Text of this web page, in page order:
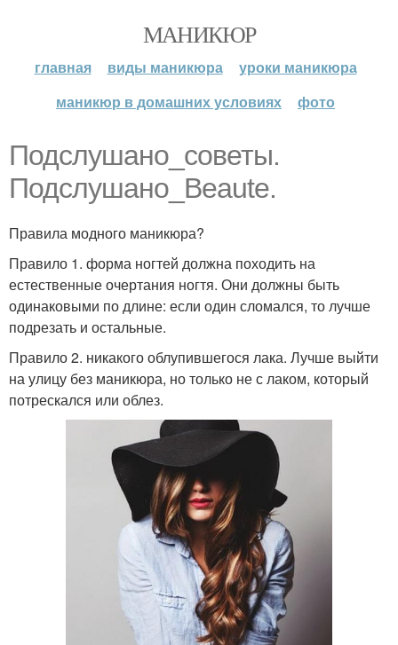
МАНИКЮР
главная виды маникюра
уроки маникюра
маникюр в домашних условиях
фото
Подслушано_советы.
Подслушано_Beaute.
Правила модного маникюра?
Правило 1. форма ногтей должна походить на
естественные очертания ногтя. Они должны быть
одинаковыми по длине: если один сломался, то лучше
подрезать и остальные.
Правило 2. никакого облупившегося лака. Лучше выйти
на улицу без маникюра, но только не с лаком, который
потрескался или облез.